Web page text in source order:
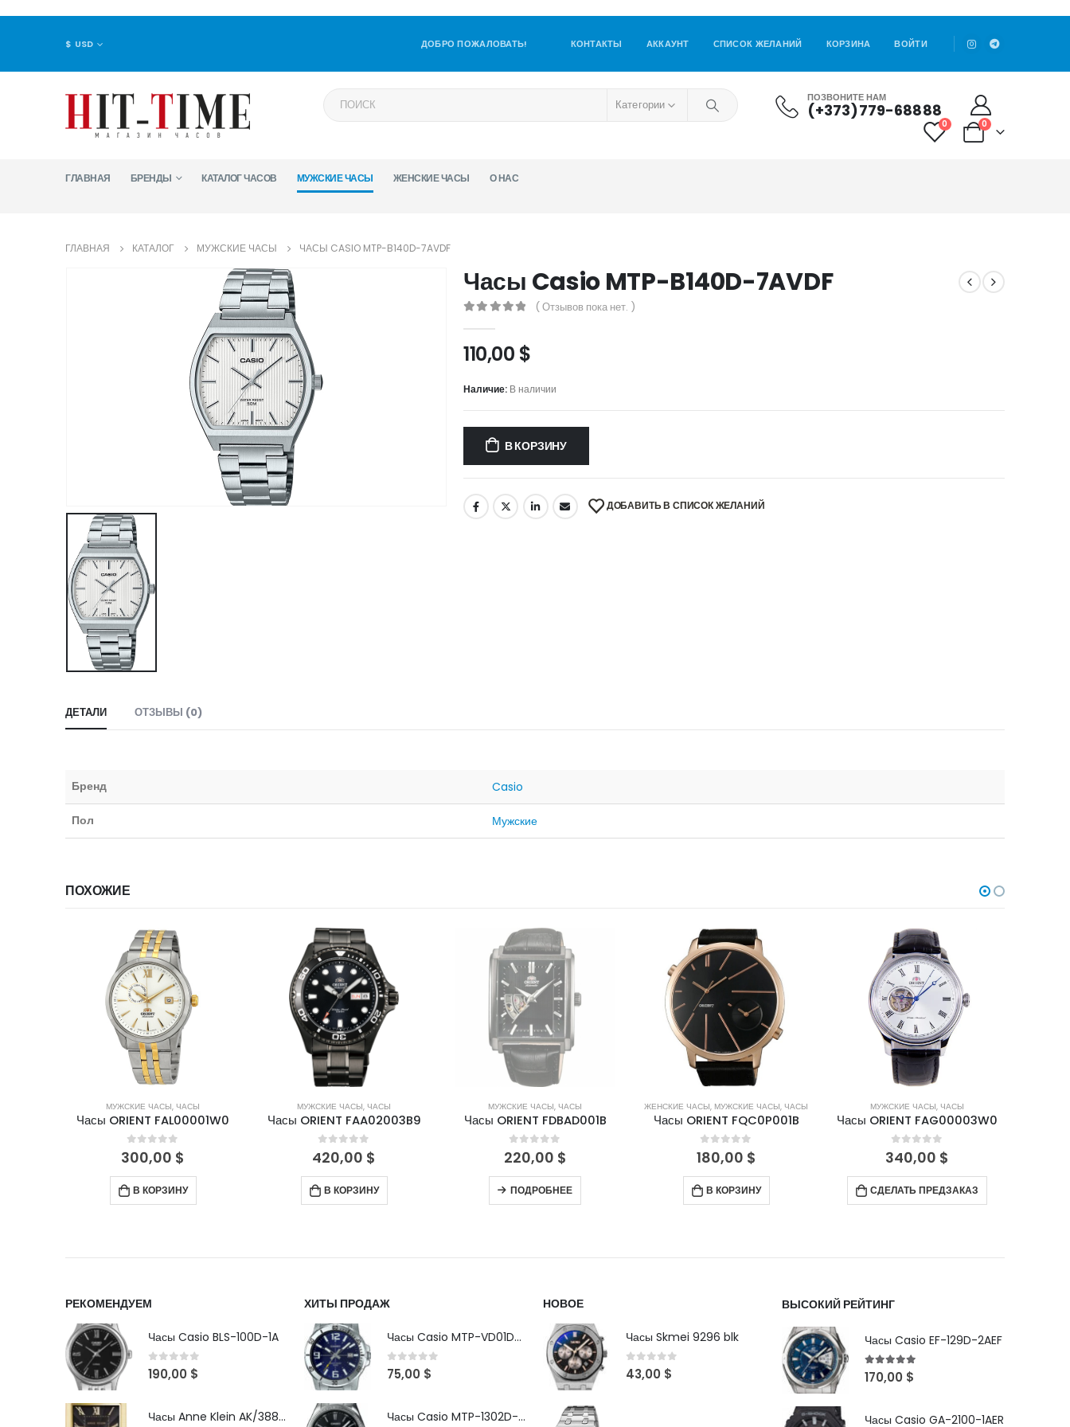
$ USD ДОБРО ПОЖАЛОВАТЬ! КОНТАКТЫ АККАУНТ СПИСОК ЖЕЛАНИЙ КОРЗИНА ВОЙТИ
Категории ПОЗВОНИТЕ НАМ
(+373)779-68888
0 0
ГЛАВНАЯ БРЕНДЫ КАТАЛОГ ЧАСОВ МУЖСКИЕ ЧАСЫ ЖЕНСКИЕ ЧАСЫ О НАС
ГЛАВНАЯ КАТАЛОГ МУЖСКИЕ ЧАСЫ ЧАСЫ CASIO MTP-B140D-7AVDF
Часы Casio MTP-B140D-7AVDF
( Отзывов пока нет. )
110,00 $
Наличие: В наличии
В КОРЗИНУ
ДОБАВИТЬ В СПИСОК ЖЕЛАНИЙ
ДЕТАЛИ ОТЗЫВЫ (0)
Бренд Casio
Пол Мужские
ПОХОЖИЕ
МУЖСКИЕ ЧАСЫ, ЧАСЫ
Часы ORIENT FAA02003B9
0out of 5
420,00 $
В КОРЗИНУ
НЕТ В НАЛИЧИИ
МУЖСКИЕ ЧАСЫ, ЧАСЫ
Часы ORIENT FDBAD001B
0out of 5
220,00 $
ПОДРОБНЕЕ
ЖЕНСКИЕ ЧАСЫ,МУЖСКИЕ ЧАСЫ
Часы ORIENT FQC0P001B
0out of 5
180,00 $
В КОРЗИНУ
МУЖСКИЕ ЧАСЫ,ЧАСЫ
Часы ORIENT FAG00003W0
0out of 5
340,00$
СДЕЛАТЬ ПРЕДЗАКАЗ
МУЖСКИЕ ЧАСЫ, ЧАСЫ
Часы ORIENT FAB00004D9
0 out of 5
180,00 $
В КОРЗИНУ
РЕКОМЕНДУЕМ
Часы Casio BLS-100D-1A
0out of 5
190,00 $
Часы Anne Klein AK/3882BKGB
ХИТЫ ПРОДАЖ
Часы Casio MTP-VD01D-2B
0out of 5
75,00 $
Часы Casio MTP-1302D-1A1VDF
НОВОЕ
Часы Skmei 9296 blk
0 out of 5
43,00 $
ВЫСОКИЙ РЕЙТИНГ
Часы Casio EF-129D-2AEF
5out of 5
170,00 $
Часы Casio GA-2100-1AER